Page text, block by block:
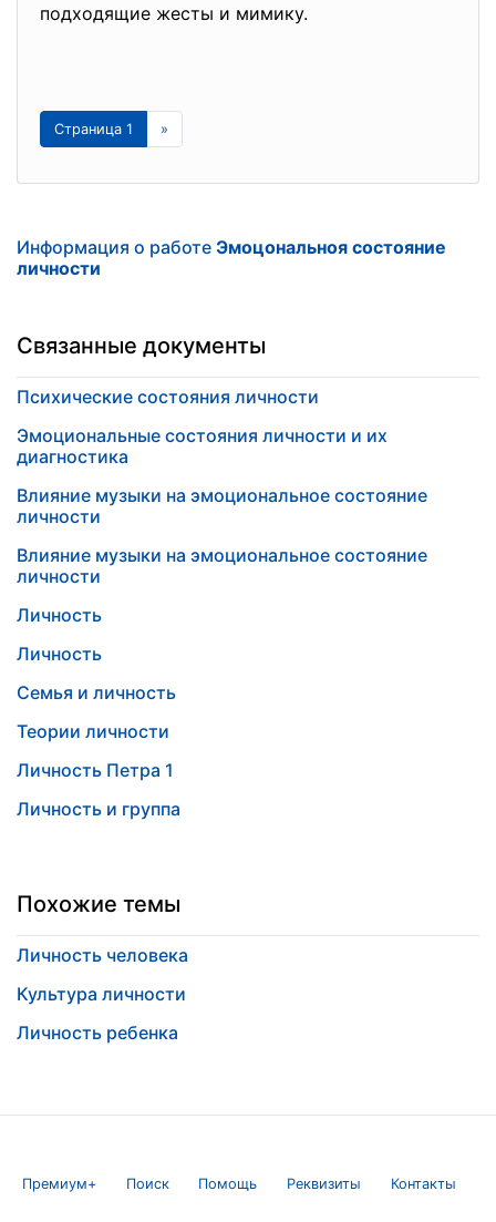
подходящие жесты и мимику.
Страница 1 »
Информация о работе Эмоцональноя состояние
личности
Связанные документы
Психические состояния личности
Эмоциональные состояния личности и их
диагностика
Влияние музыки на эмоциональное состояние
личности
Влияние музыки на эмоциональное состояние
личности
Личность
Личность
Семья и личность
Теории личности
Личность Петра 1
Личность и группа
Похожие темы
Личность человека
Культура личности
Личность ребенка
Премиум+ Поиск Помощь Реквизиты Контакты